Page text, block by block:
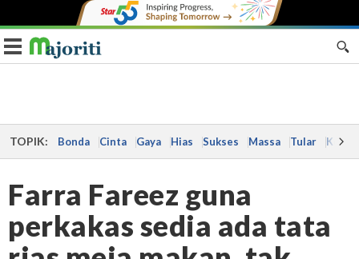
Toggle navigation
TOPIK: Bonda Cinta Gaya Hias Sukses Massa Tular Kes
Farra Fareez guna
perkakas sedia ada tata